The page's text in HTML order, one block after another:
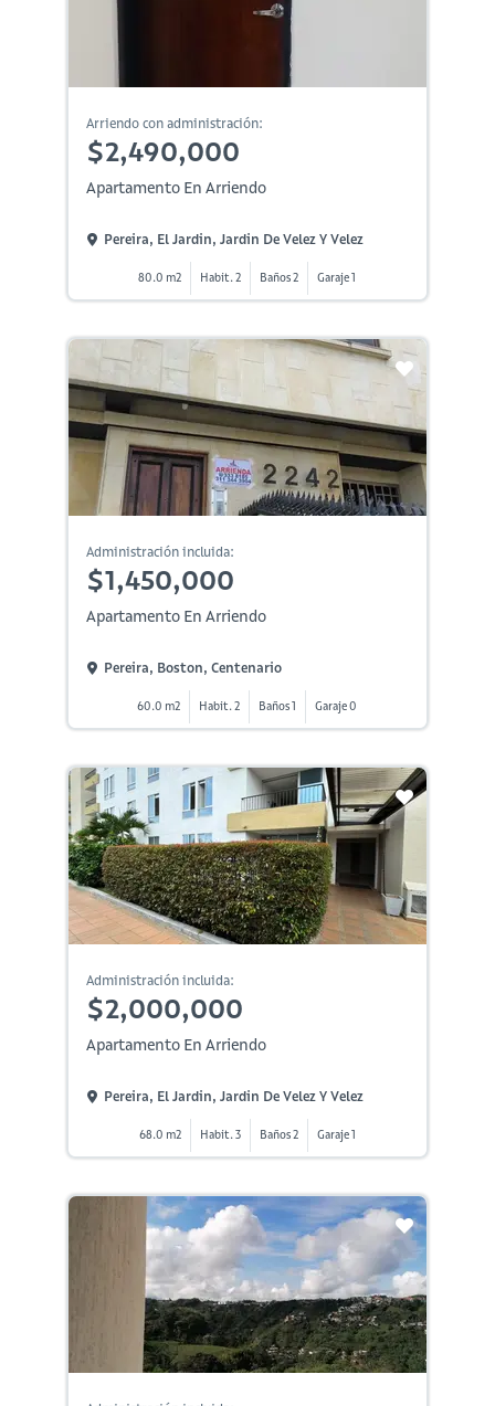
Arriendo con administración:
$2,490,000
Apartamento En Arriendo
Pereira, El Jardin, Jardin De Velez Y Velez
80.0 m2 Habit. 2 Baños 2 Garaje 1
Administración incluida:
$1,450,000
Apartamento En Arriendo
Pereira, Boston, Centenario
60.0 m2 Habit. 2 Baños 1 Garaje 0
Administración incluida:
$2,000,000
Apartamento En Arriendo
Pereira, El Jardin, Jardin De Velez Y Velez
68.0 m2 Habit. 3 Baños 2 Garaje 1